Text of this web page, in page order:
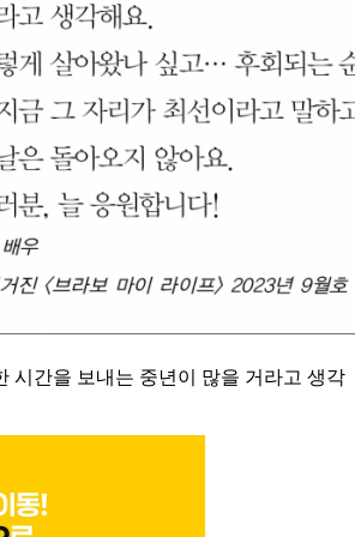
시간을 보내는 중년이 많을 거라고 생각